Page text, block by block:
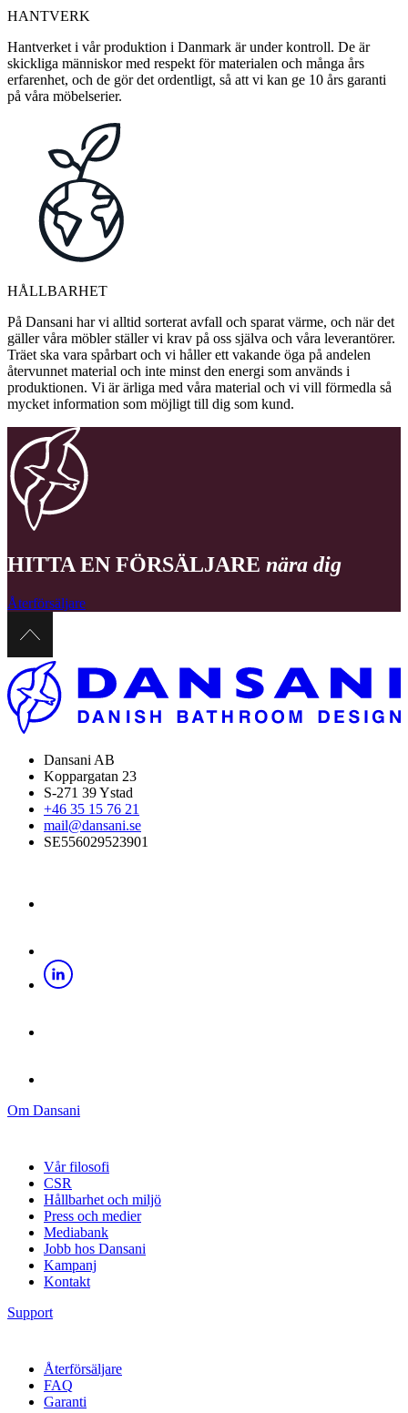
HANTVERK
Hantverket i vår produktion i Danmark är under kontroll. De är
skickliga människor med respekt för materialen och många års
erfarenhet, och de gör det ordentligt, så att vi kan ge 10 års garanti
på våra möbelserier.
HÅLLBARHET
På Dansani har vi alltid sorterat avfall och sparat värme, och när det
gäller våra möbler ställer vi krav på oss själva och våra leverantörer.
Träet ska vara spårbart och vi håller ett vakande öga på andelen
återvunnet material och inte minst den energi som används i
produktionen. Vi är ärliga med våra material och vi vill förmedla så
mycket information som möjligt till dig som kund.
HITTA EN FÖRSÄLJARE nära dig
Återförsäljare
Dansani AB
Koppargatan 23
S-271 39 Ystad
+46 35 15 76 21
mail@dansani.se
SE556029523901
Om Dansani
Vår filosofi
CSR
Hållbarhet och miljö
Press och medier
Mediabank
Jobb hos Dansani
Kampanj
Kontakt
Support
Återförsäljare
FAQ
Garanti